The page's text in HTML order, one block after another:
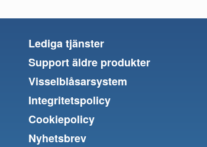
Lediga tjänster
Support äldre produkter
Visselblåsarsystem
Integritetspolicy
Cookiepolicy
Nyhetsbrev